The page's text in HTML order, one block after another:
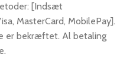
[Indsæt
MasterCard, MobilePay].
er bekræftet. Al betaling